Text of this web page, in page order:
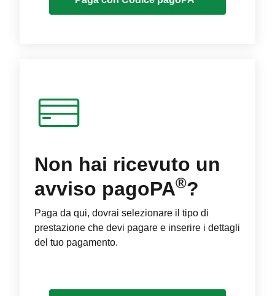
Non hai ricevuto un
avviso pagoPA®?
Paga da qui, dovrai selezionare il tipo di
prestazione che devi pagare e inserire i dettagli
del tuo pagamento.